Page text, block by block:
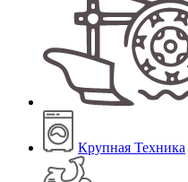
Крупная Техника